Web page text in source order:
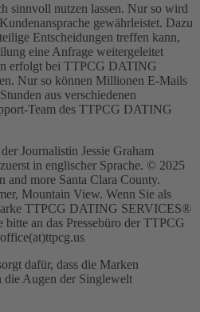
sinnvoll nutzen lassen. Nur so wird
gewährleistet. Dazu
Entscheidungen treffen kann,
eine Anfrage weitergeleitet
erfolgt bei TTPCG DATING
Nur so können Millionen E-Mails
aus verschiedenen
Team des TTPCG DATING
Journalistin Jessie Graham
in englischer Sprache. © 2025
and more Santa Clara County.
Mountain View. Wenn Sie als
TTPCG DATING SERVICES®
bitte an das Pressebüro der TTPCG
dafür, dass die Marken
Augen der Singlewelt